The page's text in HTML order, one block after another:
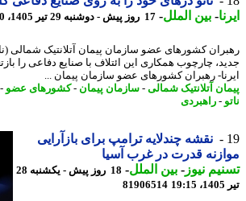
-بین الملل-17 روز پیش - دوشنبه 29 تیر 1405، 14:30
کشورهای عضو سازمان پیمان آتلانتیک شمالی (ناتو)
چارچوب همکاری این ائتلاف با صنایع دفاعی را
رهبران کشورهای عضو سازمان پیمان ...
آتلانتیک شمالی-سازمان پیمان-کشورهای عضو-
-راهبردی
نقشه چندلایه ترامپ برای بازآرایی
قدرت در غرب آسیا
نیوز-بین الملل-
18 روز پیش - یکشنبه 28
81906514